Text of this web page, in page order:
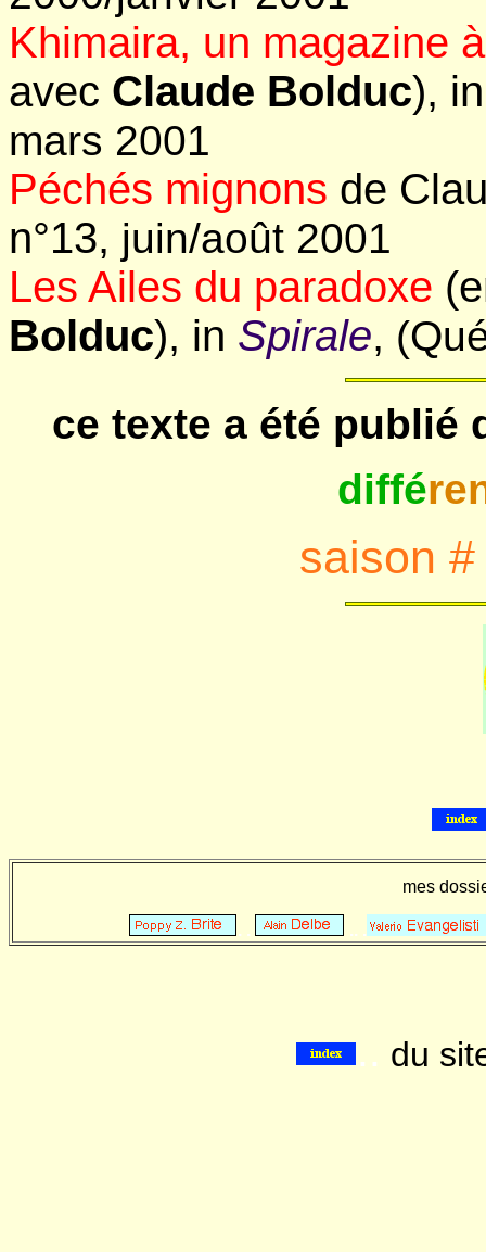
Khimaira, un magazine
avec Claude Bolduc),
mars 2001
Péchés mignons de
n°13, juin/août 2001
Les Ailes du paradoxe
Bolduc), in Spirale,
ce texte a été publié
diffé
saison
mes
. . .. .
.. du